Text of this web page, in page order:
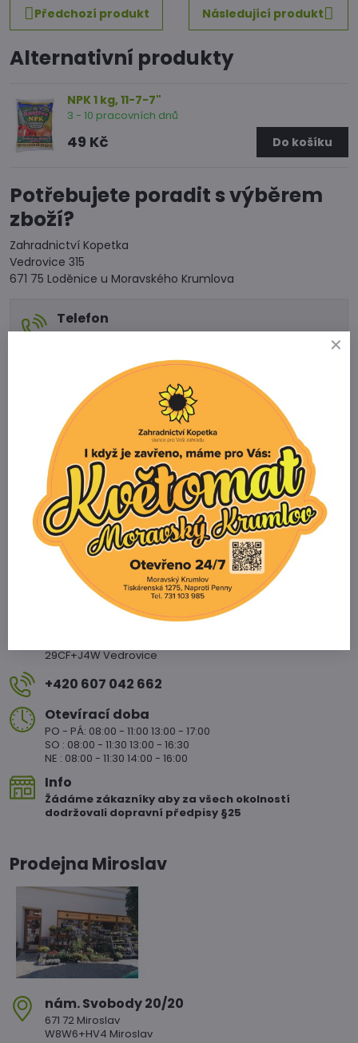
Předchozí produkt
Následující produkt
Alternativní produkty
NPK 1 kg, 11-7-7"
3 - 10 pracovních dnů
49 Kč Do košíku
Potřebujete poradit s výběrem
zboží?
Zahradnictví Kopetka
Vedrovice 315
671 75 Loděnice u Moravského Krumlova
Telefon
+420 731 103 985
+420 607 042 662
Email
info@zahradnictvikopetka.cz
Zahradnictví Vedrovice
29CF+J4W Vedrovice
+420 607 042 662
Otevírací doba
PO - PÁ: 08:00 - 11:00 13:00 - 17:00
SO : 08:00 - 11:30 13:00 - 16:30
NE : 08:00 - 11:30 14:00 - 16:00
Info
Žádáme zákazníky aby za všech okolností
dodržovali dopravní předpisy §25
Prodejna Miroslav
nám​. Svobody 20/20
671 72 Miroslav
W8W6+HV4 Miroslav